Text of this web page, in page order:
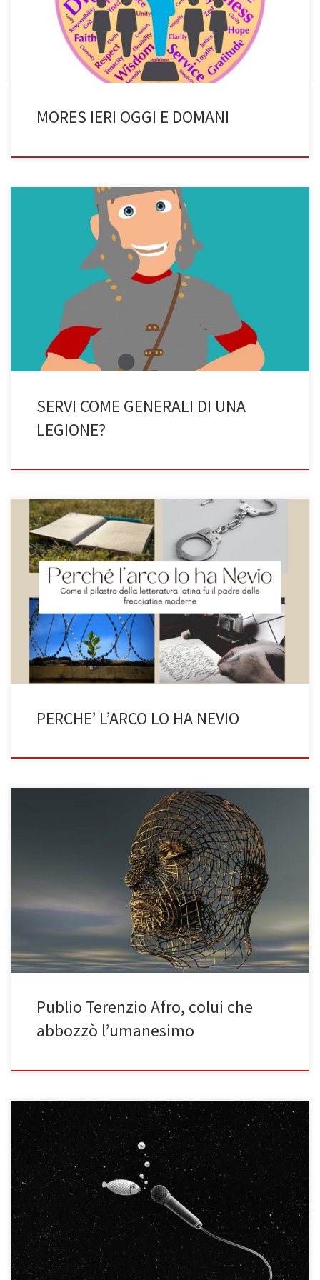
riguardanti sia la letteratura, sia i costumi latini presenti a Roma. In
questo […]
MORES IERI OGGI E DOMANI
SERVI COME GENERALI DI UNA LEGIONE? Lo straordinario
capovolgimento nelle opere di Plauto (di Stefano Zappino, 3BST)
Il servo delle commedie plautine è di certo uno dei “tipi” più
interessanti ed affascinanti che la letteratura latina ci abbia
restituito. Difatti, questo personaggio, ricorrente in tutte le opere
del commediografo più […]
SERVI COME GENERALI DI UNA
LEGIONE?
PERCHE’ L’ARCO LO HA NEVIO Come il pilastro della letteratura
latina antica fu il padre delle frecciatine moderne (di Lucrezia
Crivello, 3BST) Nevio è sicuramente uno degli autori principali
della letteratura latina: fu inventore delle praetexta, cioè delle
tragedie di ambientazione romana, e scrittore del Bellum
Poenicum. Anche se delle […]
PERCHE’ L’ARCO LO HA NEVIO
Publio Terenzio Afro, colui che abbozzò l’umanesimo DI SARAH
TOLEDO (3BST) In molti, per pura passione o perché costretti dal
percorso di studio seguito, sapranno che Publio Terenzio Afro era
assurdamente disprezzato dai forti e valorosi romani, con il
cervello sopra il cappello, ma oltremodo adorato da autori
successivi come […]
Publio Terenzio Afro, colui che
abbozzò l’umanesimo
Il playback nell’antica Roma DI KAROLA CANAVESIO (3BST) Tutti
conoscono il “playback” o “lip sync”, soprattutto ora che viene
usato da molti per filmare i video sui social. Per chi non lo sapesse,
è quella tecnica nella quale si muovono le labbra, fingendo di
cantare o di parlare, e poi […]